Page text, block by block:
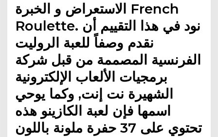
الاستعراض و الخبرة French
Roulette. نود في هذا التقييم أن
نقدم وصفاً للعبة الروليت
الفرنسية المصممة من قبل شركة
برمجيات الألعاب الإلكترونية
الشهيرة نت إنت, وكما يوحي
اسمها فإن لعبة الكازينو هذه
تحتوي على 37 حفرة ملونة باللون